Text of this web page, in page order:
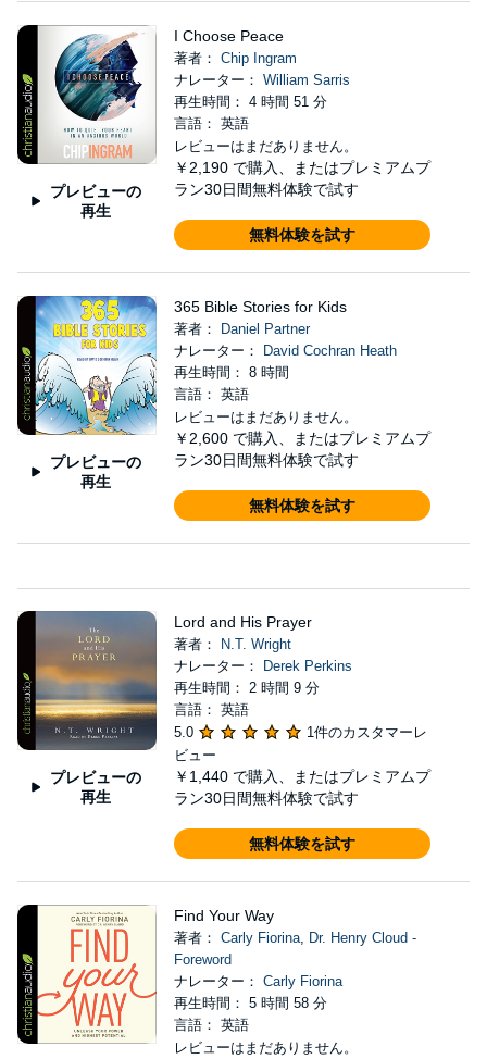
プレビューの
再生
I Choose Peace
著者： Chip Ingram
ナレーター： William Sarris
再生時間： 4 時間 51 分
言語： 英語
レビューはまだありません。
￥2,190 で購入、またはプレミアムプ
ラン30日間無料体験で試す
無料体験を試す
プレビューの
再生
365 Bible Stories for Kids
著者：
Daniel Partner
ナレーター：
David Cochran Heath
再生時間： 8 時間
言語： 英語
レビューはまだありません。
￥2,600 で購入、またはプレミアムプ
ラン30日間無料体験で試す
無料体験を試す
プレビューの
再生
Lord and His Prayer
著者：
N.T. Wright
ナレーター：
Derek Perkins
再生時間： 2 時間 9 分
言語： 英語
5.0
1件のカスタマーレ
ビュー
￥1,440 で購入、またはプレミアムプ
ラン30日間無料体験で試す
無料体験を試す
Find Your Way
著者： Carly Fiorina, Dr. Henry Cloud -
Foreword
ナレーター： Carly Fiorina
再生時間： 5 時間 58 分
言語： 英語
レビューはまだありません。